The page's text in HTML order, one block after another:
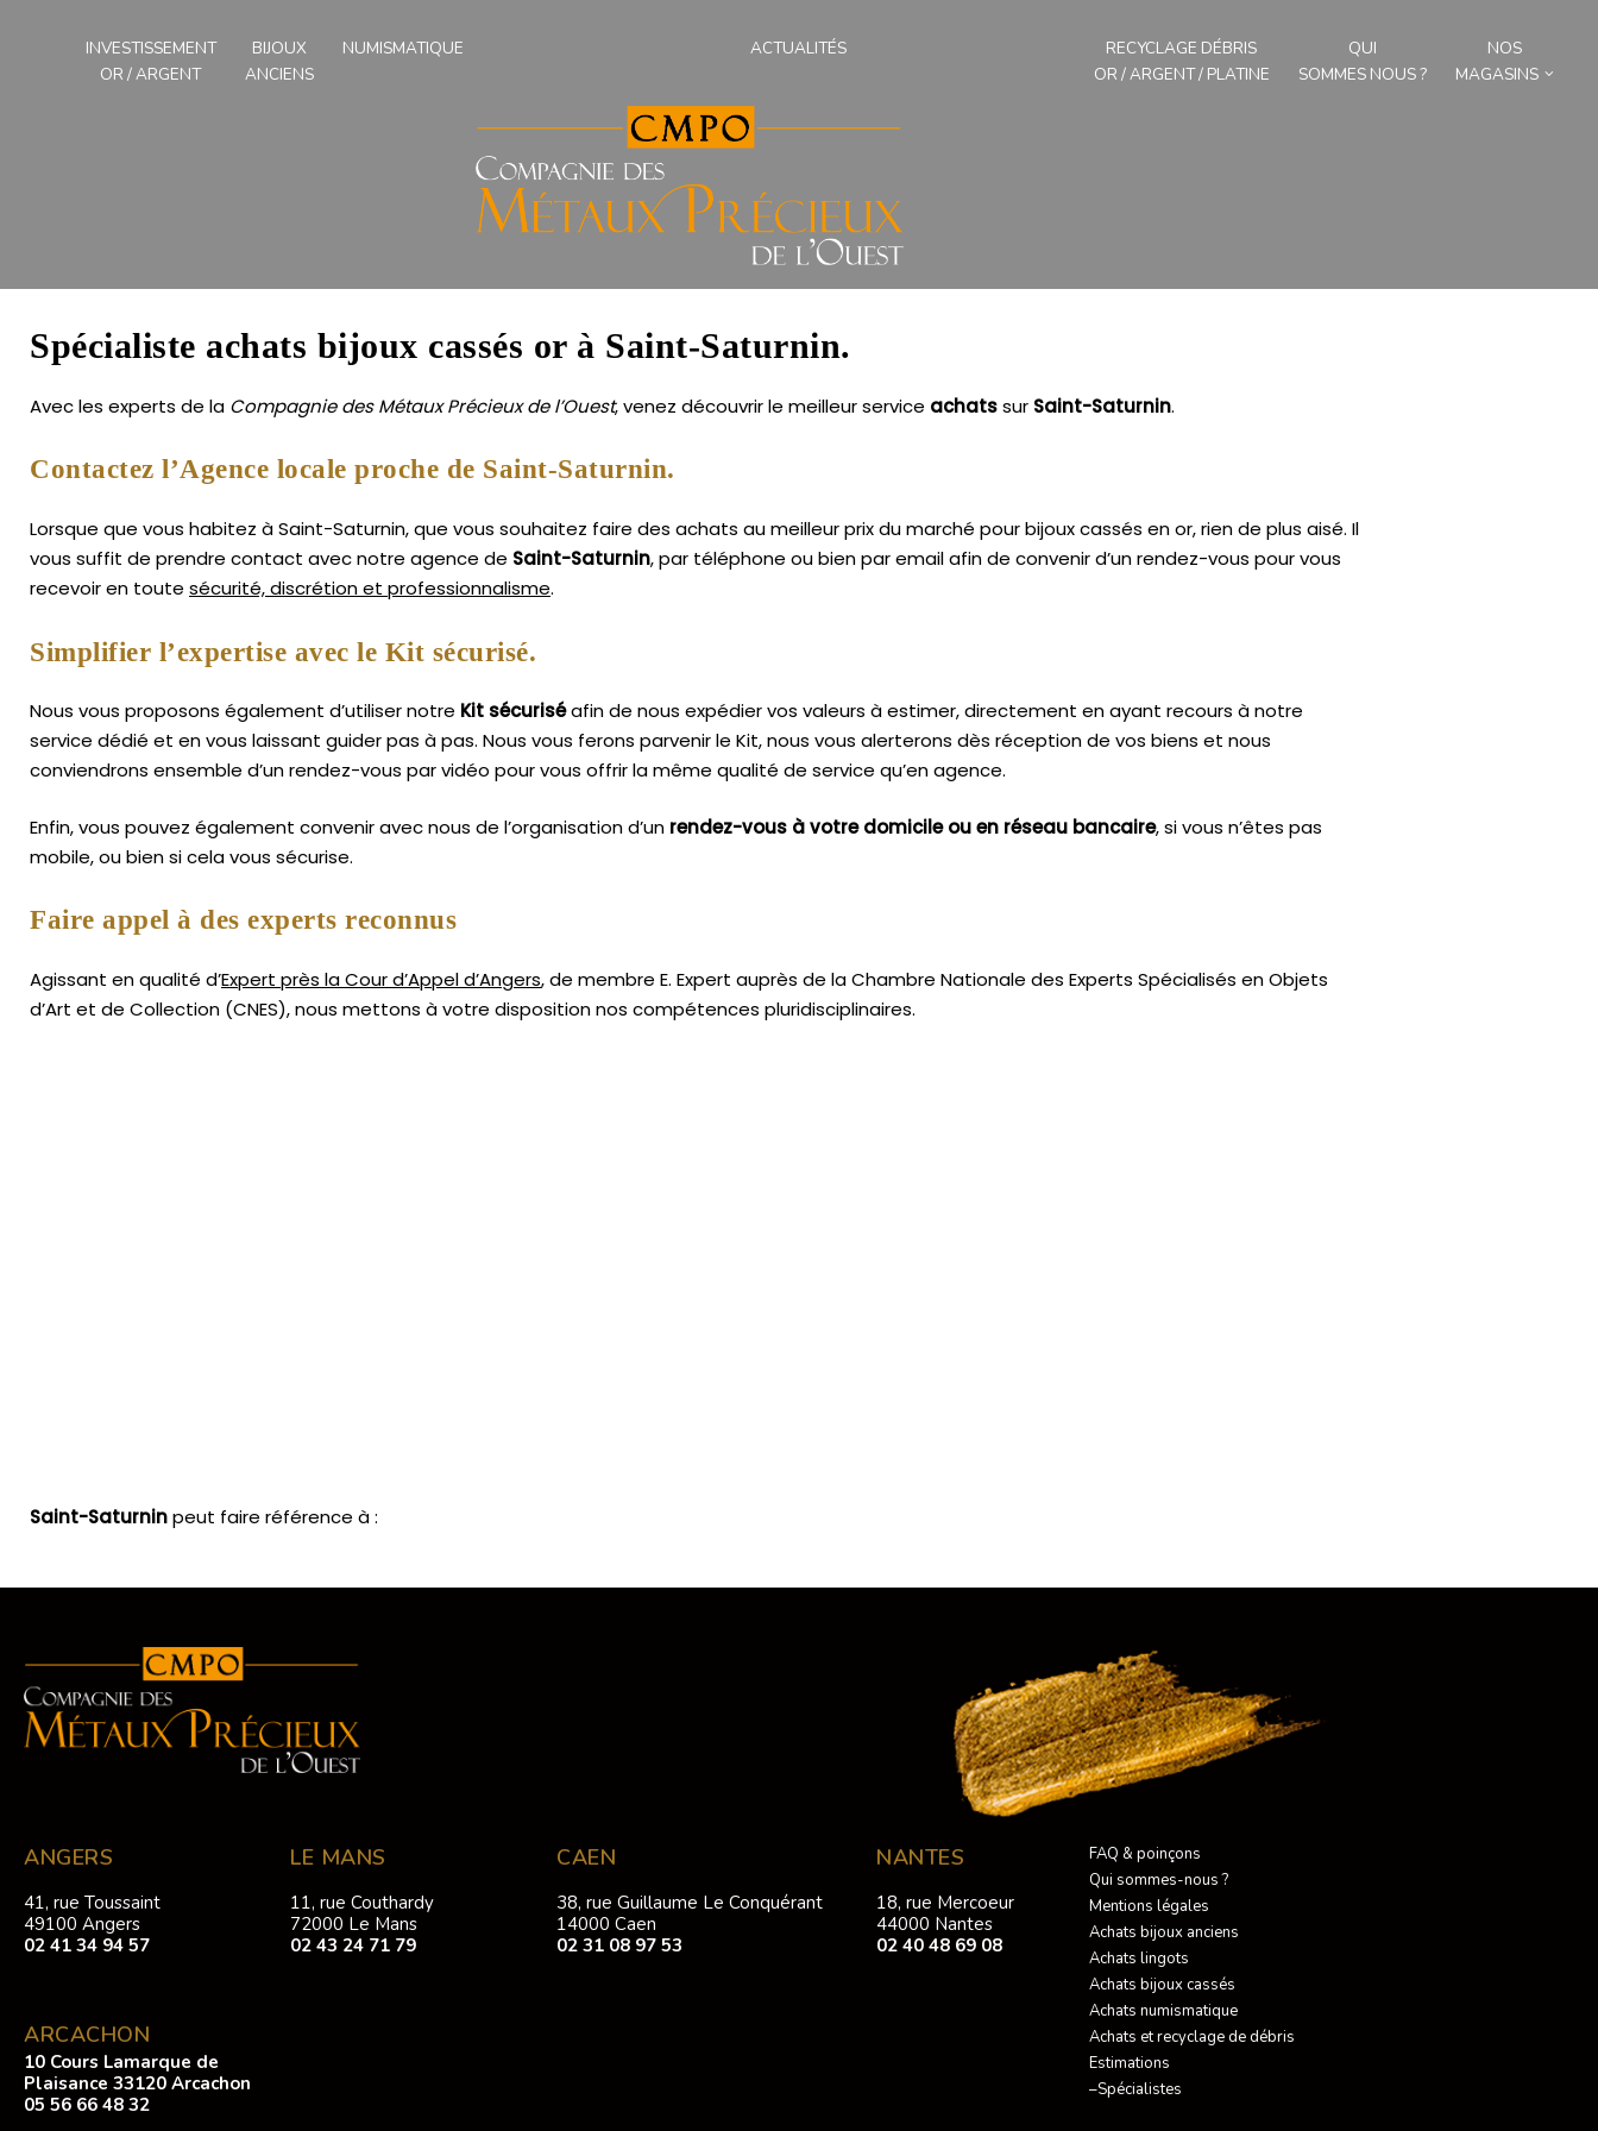
INVESTISSEMENT
OR / ARGENT
BIJOUX
ANCIENS
NUMISMATIQUE ACTUALITÉS
RECYCLAGE DÉBRIS
OR / ARGENT / PLATINE
QUI
SOMMES NOUS ?
NOS
MAGASINS
Spécialiste achats bijoux cassés or à Saint-Saturnin.
Avec les experts de la Compagnie des Métaux Précieux de l’Ouest, venez découvrir le meilleur service achatssur Saint-Saturnin.
Contactez l’Agence locale proche de Saint-Saturnin.
Lorsque que vous habitez à Saint-Saturnin, que vous souhaitez faire des achats au meilleur prix du marché pour bijoux cassés en or, rien de plus aisé. Il
vous suffit de prendre contact avec notre agence de Saint-Saturnin, par téléphone ou bien par email afin de convenir d’un rendez-vous pour vous
recevoir en toute sécurité, discrétion et professionnalisme.
Simplifier l’expertise avec le Kit sécurisé.
Nous vous proposons également d’utiliser notre Kit sécuriséafin de nous expédier vos valeurs à estimer, directement en ayant recours à notre
service dédié et en vous laissant guider pas à pas. Nous vous ferons parvenir le Kit, nous vous alerterons dès réception de vos biens et nous
conviendrons ensemble d’un rendez-vous par vidéo pour vous offrir la même qualité de service qu’en agence.
Enfin, vous pouvez également convenir avec nous de l’organisation d’un rendez-vous à votre domicile ou en réseau bancaire, si vous n’êtes pas
mobile, ou bien si cela vous sécurise.
Faire appel à des experts reconnus
Agissant en qualité d’Expert près la Cour d’Appel d’Angers, de membre E. Expert auprès de laChambre Nationale des Experts Spécialisés en Objets
d’Art et de Collection (CNES),nous mettons à votre disposition nos compétences pluridisciplinaires.
Saint-Saturninpeut faire référence à :
ANGERS
41, rue Toussaint
49100 Angers
02 41 34 94 57
ARCACHON
10 Cours Lamarque de
Plaisance 33120 Arcachon
05 56 66 48 32
LE MANS
11, rue Couthardy
72000 Le Mans
02 43 24 71 79
CAEN
38, rue Guillaume Le Conquérant
14000 Caen
02 31 08 97 53
NANTES
18, rue Mercoeur
44000 Nantes
02 40 48 69 08
FAQ & poinçons
Qui sommes-nous ?
Mentions légales
Achats bijoux anciens
Achats lingots
Achats bijoux cassés
Achats numismatique
Achats et recyclage de débris
Estimations
–Spécialistes